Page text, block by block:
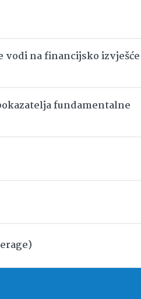
vodi na financijsko izvješće
fundamentalne